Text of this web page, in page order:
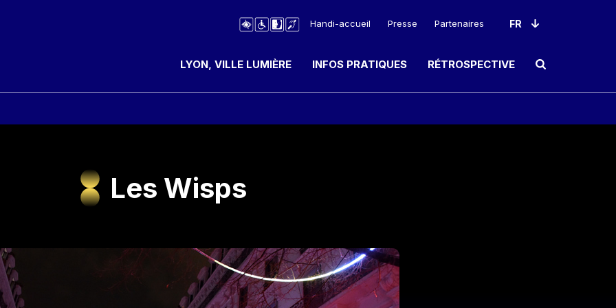
Handi-accueil Presse Partenaires
LYON, VILLE LUMIÈRE INFOS PRATIQUES RÉTROSPECTIVE Ouvrir le champ de
Les Wisps